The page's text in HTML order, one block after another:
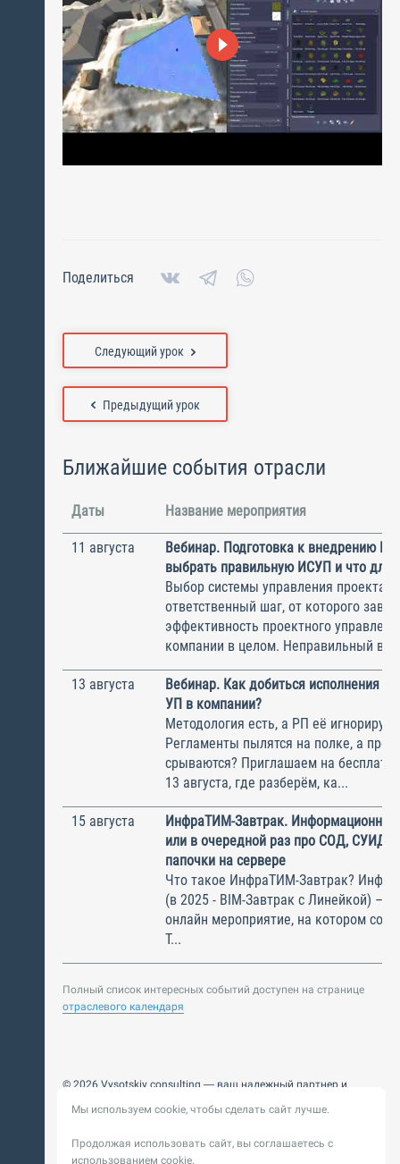
Поделиться
Предыдущий урок
Следующий урок
Ближайшие события отрасли
Даты Название мероприятия
11 августа
Вебинар. Подготовка к внедрению
выбрать правильную ИСУП и что для
Выбор системы управления
ответственный шаг, от которого
эффективность проектного
компании в целом. Неправильный
13 августа
Вебинар. Как добиться исполнения
УП в компании?
Методология есть, а РП её
Регламенты пылятся на полке, а
срываются? Приглашаем на
13 августа, где разберём, ка...
15 августа
ИнфраТИМ-Завтрак.
или в очередной раз про СОД, СУИД и
папочки на сервере
Что такое ИнфраТИМ-Завтрак?
(в 2025 - BIM-Завтрак с Линейкой) –
онлайн мероприятие, на котором
Т...
Полный список интересных событий доступен на странице
отраслевого календаря
© 2026 Vysotskiy consulting — ваш надежный партнер и
Цифровизация, BIM, ИИ. Внедряем и оптимизируем
Пользовательское
Политика обработки персональных
Мы используем cookie, чтобы сделать сайт лучше.
Продолжая использовать сайт, вы соглашаетесь с
использованием cookie.